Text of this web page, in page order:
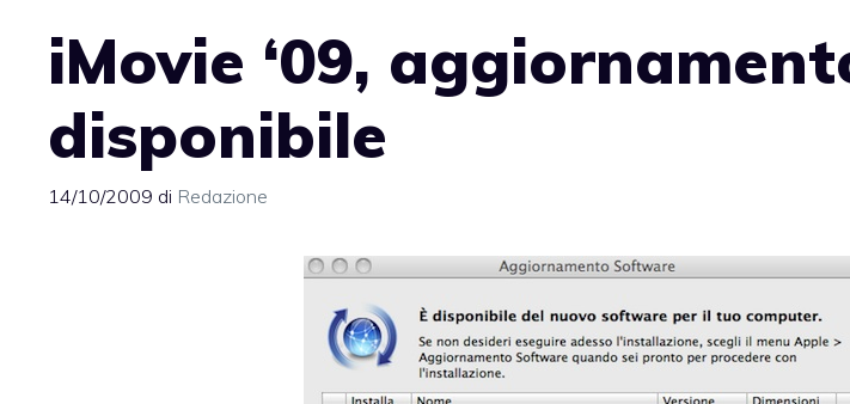
iMovie ‘09,
disponibile
14/10/2009 di Redazione